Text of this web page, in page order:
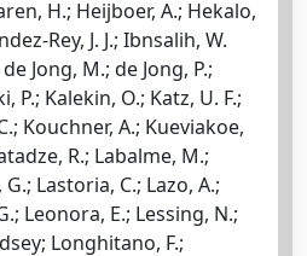
H.; Heijboer, A.; Hekalo,
Rey, J. J.; Ibnsalih, W.
Jong, M.; de Jong, P.;
P.; Kalekin, O.; Katz, U. F.;
Kouchner, A.; Kueviakoe,
R.; Labalme, M.;
Lastoria, C.; Lazo, A.;
Leonora, E.; Lessing, N.;
Longhitano, F.;